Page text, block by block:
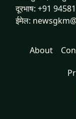
दूरभाष: +91
ईमेल:
About